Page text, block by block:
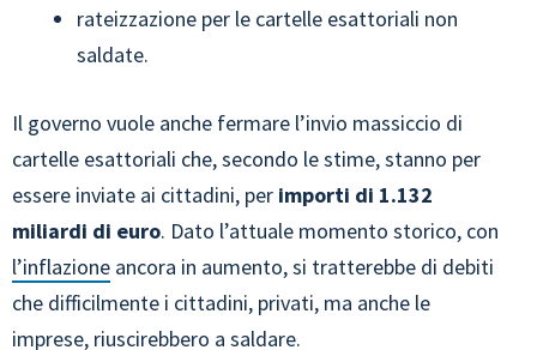
rateizzazione per le cartelle esattoriali non
saldate.
Il governo vuole anche fermare l’invio massiccio di
cartelle esattoriali che, secondo le stime, stanno per
essere inviate ai cittadini, per importi di 1.132
miliardi di euro. Dato l’attuale momento storico, con
l’inflazione ancora in aumento, si tratterebbe di debiti
che difficilmente i cittadini, privati, ma anche le
imprese, riuscirebbero a saldare.